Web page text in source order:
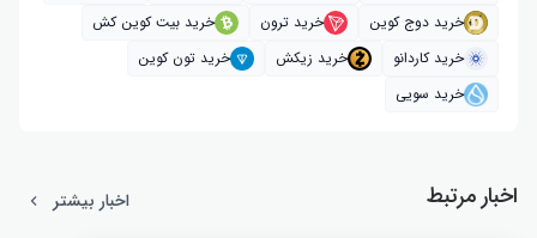
خرید دوج کوین
خرید ترون
خرید بیت کوین کش
خرید کاردانو
خرید زیکش
خرید تون کوین
خرید سویی
اخبار مرتبط اخبار بیشتر